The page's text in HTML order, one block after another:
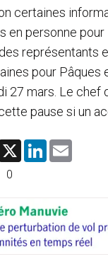
certaines
en personne
représentants
pour Pâques
27 mars. Le chef
pause si un
X
L
I
n
0